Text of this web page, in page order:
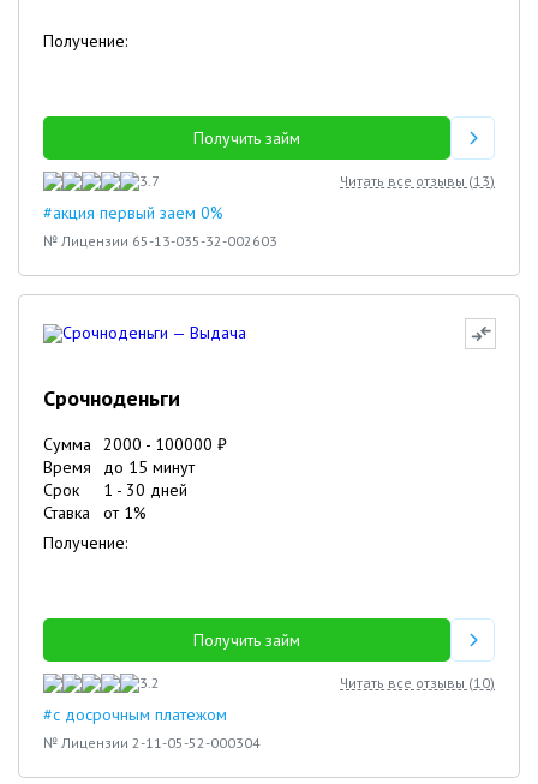
Получение:
Получить займ
3.7 Читать все отзывы (13)
#акция первый заем 0%
№ Лицензии 65-13-035-32-002603
Срочноденьги
Сумма 2000 - 100000 ₽
Время
до 15 минут
Срок
1 - 30 дней
Ставка
от 1%
Получение:
Получить займ
3.2 Читать все отзывы (10)
#с досрочным платежом
№ Лицензии 2-11-05-52-000304